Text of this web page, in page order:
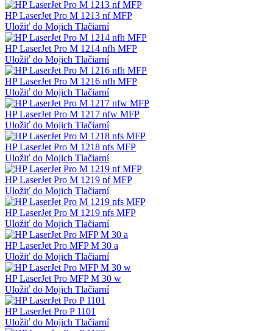
HP LaserJet Pro M 1213 nf MFP
Uložiť do Mojich Tlačiarní
HP LaserJet Pro M 1214 nfh MFP
Uložiť do Mojich Tlačiarní
HP LaserJet Pro M 1216 nfh MFP
Uložiť do Mojich Tlačiarní
HP LaserJet Pro M 1217 nfw MFP
Uložiť do Mojich Tlačiarní
HP LaserJet Pro M 1218 nfs MFP
Uložiť do Mojich Tlačiarní
HP LaserJet Pro M 1219 nf MFP
Uložiť do Mojich Tlačiarní
HP LaserJet Pro M 1219 nfs MFP
Uložiť do Mojich Tlačiarní
HP LaserJet Pro MFP M 30 a
Uložiť do Mojich Tlačiarní
HP LaserJet Pro MFP M 30 w
Uložiť do Mojich Tlačiarní
HP LaserJet Pro P 1101
Uložiť do Mojich Tlačiarní